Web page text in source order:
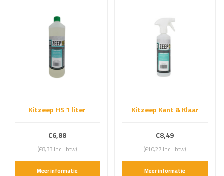
Kitzeep HS 1 liter
€6,88
(€8,33 Incl. btw)
Meer informatie
Kitzeep Kant & Klaar
€8,49
(€10,27 Incl. btw)
Meer informatie